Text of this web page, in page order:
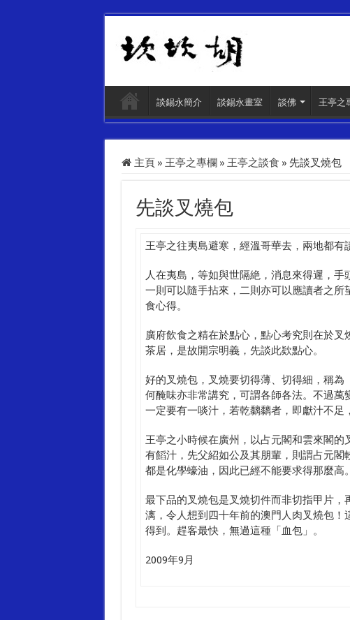
談錫永簡介 談錫永畫室 談佛 王亭之
主頁 » 王亭之專欄 » 王亭之談食 » 先談叉燒包
先談叉燒包
王亭之往夷島避寒，經溫哥華去，兩地都有
人在夷島，等如與世隔絶，消息來得遲，手
一則可以隨手拈來，二則亦可以應讀者之
食心得。
廣府飲食之精在於點心，點心考究則在於
茶居，是故開宗明義，先談此欵點心。
好的叉燒包，叉燒要切得薄、切得細，稱
何醃味亦非常講究，可謂各師各法。不過萬
一定要有一啖汁，若乾黐黐者，即獻汁不足
王亭之小時候在廣州，以占元閣和雲來閣
有饀汁，先父紹如公及其朋輩，則謂占元
都是化學蠔油，因此已經不能要求得那麼高。
最下品的叉燒包是叉燒切件而非切指甲片
漓，令人想到四十年前的澳門人肉叉燒包
得到。趕客最快，無過這種「血包」。
2009年9月